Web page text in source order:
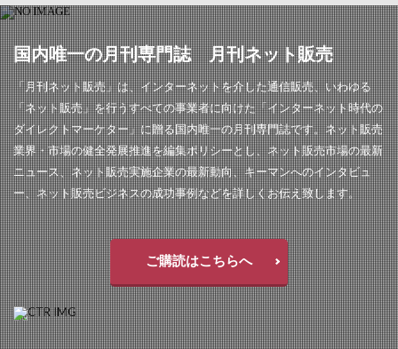
国内唯一の月刊専門誌 月刊ネット販売
「月刊ネット販売」は、インターネットを介した通信販売、いわゆる
「ネット販売」を行うすべての事業者に向けた「インターネット時代の
ダイレクトマーケター」に贈る国内唯一の月刊専門誌です。ネット販売
業界・市場の健全発展推進を編集ポリシーとし、ネット販売市場の最新
ニュース、ネット販売実施企業の最新動向、キーマンへのインタビュ
ー、ネット販売ビジネスの成功事例などを詳しくお伝え致します。
ご購読はこちらへ